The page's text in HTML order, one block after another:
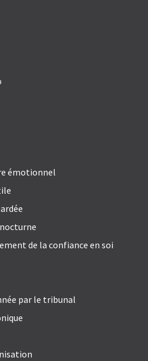
émotionnel
de la confiance en soi
par le tribunal